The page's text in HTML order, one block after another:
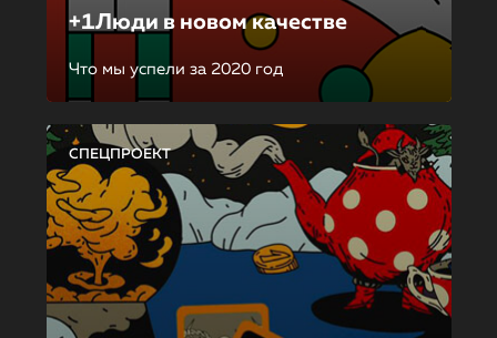
+1Люди в новом качестве
Что мы успели за 2020 год
СПЕЦПРОЕКТ